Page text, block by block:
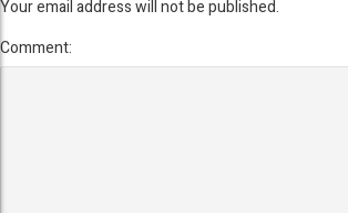
Your email address will not be published.
Comment: